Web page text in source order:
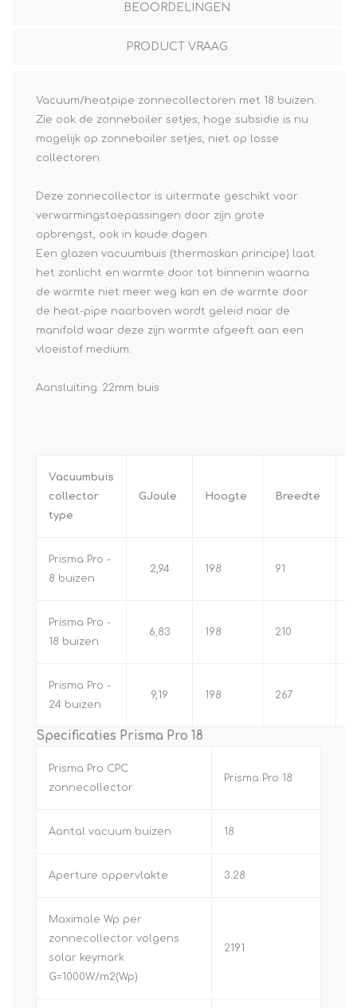
BEOORDELINGEN
PRODUCT VRAAG
Vacuum/heatpipe zonnecollectoren met 18 buizen.
Zie ook de zonneboiler setjes, hoge subsidie is nu
mogelijk op zonneboiler setjes, niet op losse
collectoren.
Deze zonnecollector is uitermate geschikt voor
verwarmingstoepassingen door zijn grote
opbrengst, ook in koude dagen.
Een glazen vacuumbuis (thermoskan principe) laat
het zonlicht en warmte door tot binnenin waarna
de warmte niet meer weg kan en de warmte door
de heat-pipe naarboven wordt geleid naar de
manifold waar deze zijn warmte afgeeft aan een
vloeistof medium.
Aansluiting: 22mm buis
Vacuumbuis
collector
type
GJoule Hoogte Breedte
Prisma Pro -
8 buizen
2,94 198 91
Prisma Pro -
18 buizen
6,83 198 210
Prisma Pro -
24 buizen
9,19 198 267
Specificaties Prisma Pro 18
Prisma Pro CPC
zonnecollector
Prisma Pro 18
Aantal vacuum buizen 18
Aperture oppervlakte 3.28
Maximale Wp per
zonnecollector volgens
solar keymark
G=1000W/m2(Wp)
2191